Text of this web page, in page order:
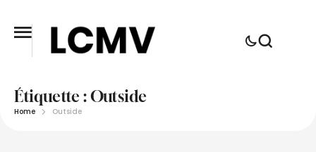
Étiquette :Outside
Home Outside